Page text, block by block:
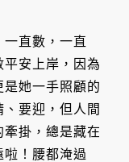
直數，一直
安上岸，因為
她一手照顧的
要迎，但人間
掛，總是藏在
！腰都淹過